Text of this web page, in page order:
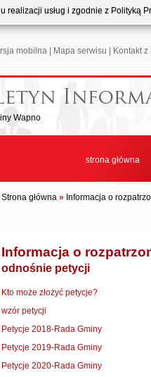
realizacji usług i zgodnie z
mobilna Mapa serwisu Kontakt
Wapno
strona główna
Strona główna » Informacja o
Informacja o
odnośnie petycji
Kto może złożyć petycje?
wzór petycji
Petycje 2018-Rada Gminy
Petycje 2019-Rada Gminy
Petycje 2020-Rada Gminy